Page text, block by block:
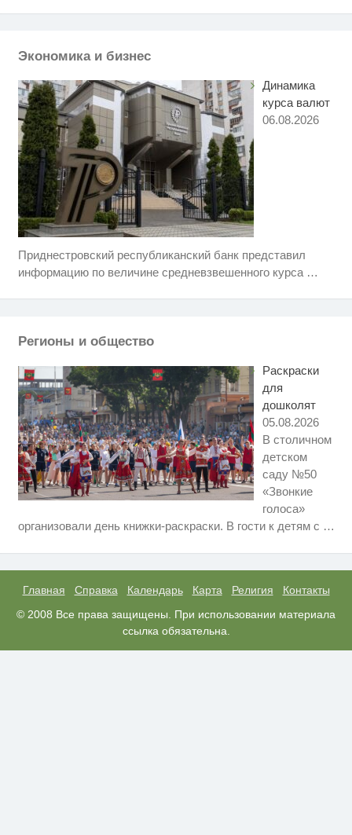
Экономика и бизнес
Динамика
курса валют
06.08.2026
Приднестровский республиканский банк представил
информацию по величине средневзвешенного курса …
Регионы и общество
Раскраски
для
дошколят
05.08.2026
В столичном
детском
саду №50
«Звонкие
голоса»
организовали день книжки-раскраски. В гости к детям с …
Главная Справка Календарь Карта Религия
Контакты
© 2008 Все права защищены. При использовании материала
ссылка обязательна.
i
Ржу не переставая, это видео
Королева вагона отожгла! Видео
Этот танец невесты оставит вас
Крыма: Что люди вытворяют,
i
Обнаружена тайная семья
пропавшего Усольцева: вторая
жена и дочь